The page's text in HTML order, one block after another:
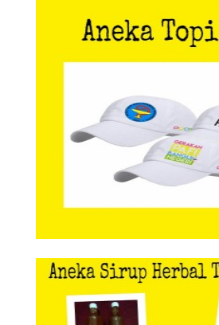
Aneka Topi
Aneka Sirup Herbal